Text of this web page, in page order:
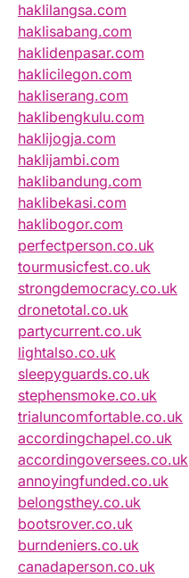
haklilangsa.com
haklisabang.com
haklidenpasar.com
haklicilegon.com
hakliserang.com
haklibengkulu.com
haklijogja.com
haklijambi.com
haklibandung.com
haklibekasi.com
haklibogor.com
perfectperson.co.uk
tourmusicfest.co.uk
strongdemocracy.co.uk
dronetotal.co.uk
partycurrent.co.uk
lightalso.co.uk
sleepyguards.co.uk
stephensmoke.co.uk
trialuncomfortable.co.uk
accordingchapel.co.uk
accordingoversees.co.uk
annoyingfunded.co.uk
belongsthey.co.uk
bootsrover.co.uk
burndeniers.co.uk
canadaperson.co.uk